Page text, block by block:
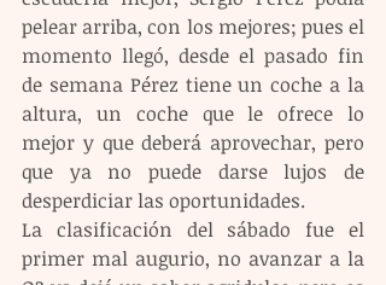
pelear arriba, con los mejores; pues el
momento llegó, desde el pasado fin
de semana Pérez tiene un coche a la
altura, un coche que le ofrece lo
mejor y que deberá aprovechar, pero
que ya no puede darse lujos de
desperdiciar las oportunidades.
La clasificación del sábado fue el
primer mal augurio, no avanzar a la